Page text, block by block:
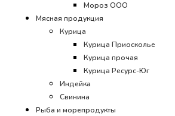
Мороз ООО
Мясная продукция
Курица
Курица Приосколье
Курица прочая
Курица Ресурс-Юг
Индейка
Свинина
Рыба и морепродукты